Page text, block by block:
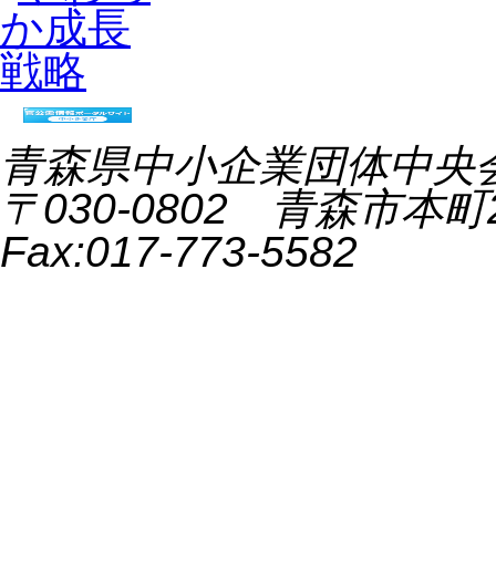
青森県中小企業団体中
〒030-0802 青森市本
Fax:017-773-5582